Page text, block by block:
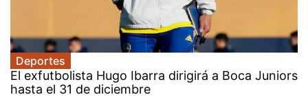
Deportes
El exfutbolista Hugo Ibarra dirigirá a Boca Juniors
hasta el 31 de diciembre